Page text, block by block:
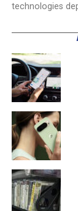
technologies